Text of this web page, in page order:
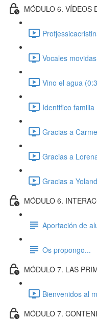
MÓDULO 6. VÍDEOS
Vocales
Vino el agua
Identifico familia
Gracias a
Gracias a
Gracias a
MÓDULO 6.
Aportación de
Os propongo...
MÓDULO 7. LAS
Bienvenidos al
MÓDULO 7.